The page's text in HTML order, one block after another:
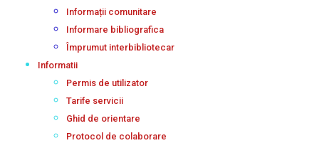
Informații comunitare
Informare bibliografica
Împrumut interbibliotecar
Informatii
Permis de utilizator
Tarife servicii
Ghid de orientare
Protocol de colaborare